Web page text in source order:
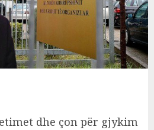
dhe çon për gjykim